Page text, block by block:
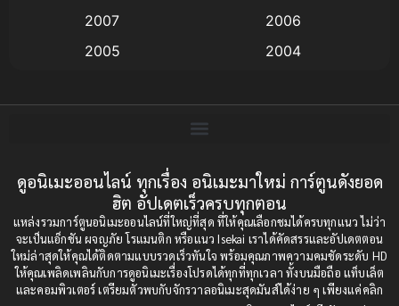
Big tits (นมใหญ่)
Bitch (ผู้หญิงร่าน)
Bondage (ทาส)(1)
boys love(1)
Censored (เซ็นเซอร์) (19)
2007
2006
2005
2004
2001
2000
1997
1996
1993
1992
1991
1990
1989
1988
1987
1985
ดูอนิเมะออนไลน์ ทุกเรื่อง อนิเมะมาใหม่ การ์ตูนดังยอด
ฮิต อัปเดตเร็วครบทุกตอน
แหล่งรวมการ์ตูนอนิเมะออนไลน์ที่ใหญ่ที่สุด ที่ให้คุณเลือกชมได้ครบทุกแนว ไม่ว่า
จะเป็นแอ็กชัน ผจญภัย โรแมนติก หรือแนว Isekai เราได้คัดสรรและอัปเดตตอน
ใหม่ล่าสุดให้คุณได้ติดตามแบบรวดเร็วทันใจ พร้อมคุณภาพความคมชัดระดับ HD
ให้คุณเพลิดเพลินกับการดูอนิเมะเรื่องโปรดได้ทุกที่ทุกเวลา ทั้งบนมือถือ แท็บเล็ต
และคอมพิวเตอร์ เตรียมตัวพบกับจักรวาลอนิเมะสุดมันส์ได้ง่าย ๆ เพียงแค่คลิก